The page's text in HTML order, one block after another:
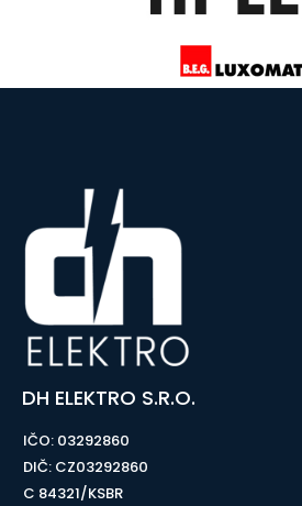
DH ELEKTRO S.R.O.
IČO: 03292860
DIČ: CZ03292860
C 84321/KSBR